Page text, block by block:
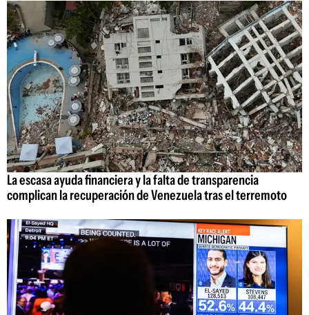
La escasa ayuda financiera y la falta de transparencia
complican la recuperación de Venezuela tras el terremoto